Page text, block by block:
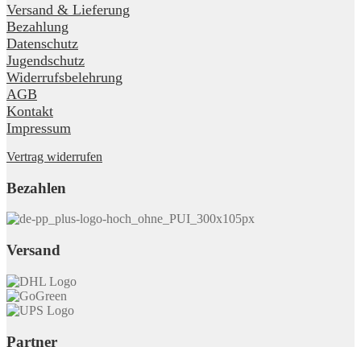
Versand & Lieferung
Bezahlung
Datenschutz
Jugendschutz
Widerrufsbelehrung
AGB
Kontakt
Impressum
Vertrag widerrufen
Bezahlen
Versand
Partner